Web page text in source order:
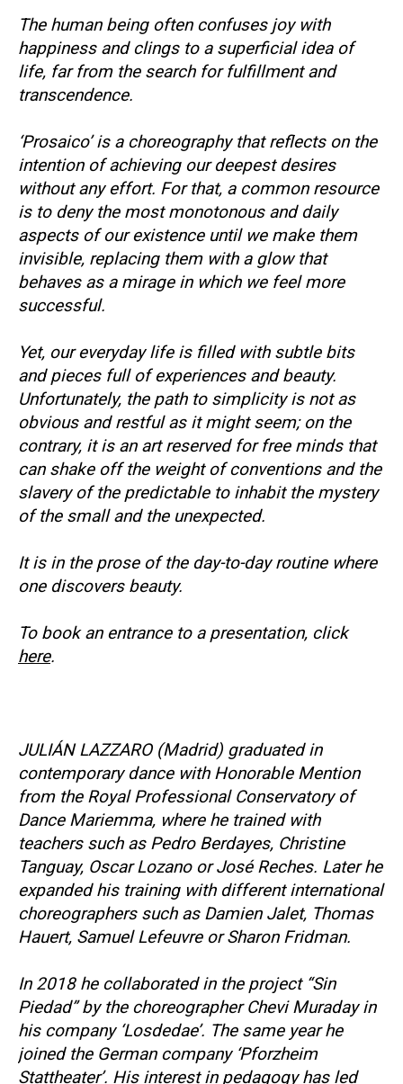
The human being often confuses joy with
happiness and clings to a superficial idea of
life, far from the search for fulfillment and
transcendence.
‘Prosaico’ is a choreography that reflects on the
intention of achieving our deepest desires
without any effort. For that, a common resource
is to deny the most monotonous and daily
aspects of our existence until we make them
invisible, replacing them with a glow that
behaves as a mirage in which we feel more
successful.
Yet, our everyday life is filled with subtle bits
and pieces full of experiences and beauty.
Unfortunately, the path to simplicity is not as
obvious and restful as it might seem; on the
contrary, it is an art reserved for free minds that
can shake off the weight of conventions and the
slavery of the predictable to inhabit the mystery
of the small and the unexpected.
It is in the prose of the day-to-day routine where
one discovers beauty.
To book an entrance to a presentation, click
here.
JULIÁN LAZZARO (Madrid) graduated in
contemporary dance with Honorable Mention
from the Royal Professional Conservatory of
Dance Mariemma, where he trained with
teachers such as Pedro Berdayes, Christine
Tanguay, Oscar Lozano or José Reches. Later he
expanded his training with different international
choreographers such as Damien Jalet, Thomas
Hauert, Samuel Lefeuvre or Sharon Fridman.
In 2018 he collaborated in the project “Sin
Piedad” by the choreographer Chevi Muraday in
his company ‘Losdedae’. The same year he
joined the German company ‘Pforzheim
Stattheater’. His interest in pedagogy has led